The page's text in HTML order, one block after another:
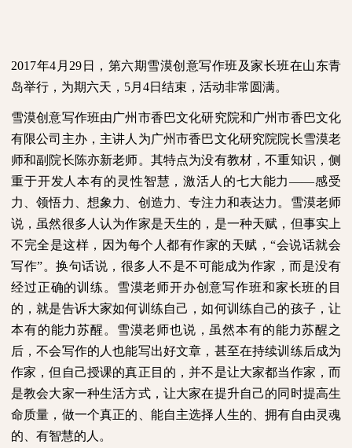
2017年4 月 29 日，第六期雪漠创意写作班及家长班在山东青
岛举行，为期六天， 5月 4日结束，活动非常圆满。
雪漠创意写作班由广州市香巴文化研究院和广州市香巴文化
有限公司主办，主讲人为广州市香巴文化研究院院长雪漠老
师和副院长陈亦新老师。其特点为没有教材，不重知识，侧
重于开发人本有的灵性智慧，激活人的七大能力——感受
力、领悟力、想象力、创造力、专注力和表达力。雪漠老师
说，虽然很多人认为作家是天生的，是一种天赋，但事实上
不完全是这样，因为每个人都有作家的天赋，“会说话就会
写作”。换句话说，很多人不是不可能成为作家，而是没有
经过正确的训练。雪漠老师开办创意写作班和家长班的目
的，就是告诉大家如何训练自己，如何训练自己的孩子，让
本有的能力苏醒。雪漠老师也说，虽然本有的能力苏醒之
后，不会写作的人也能写出好文章，甚至在持续训练后成为
作家，但自己授课的真正目的，并不是让大家都当作家，而
是教会大家一种生活方式，让大家在提升自己的同时提高生
命质量，做一个真正的、能自主选择人生的、拥有自由灵魂
的、有智慧的人。